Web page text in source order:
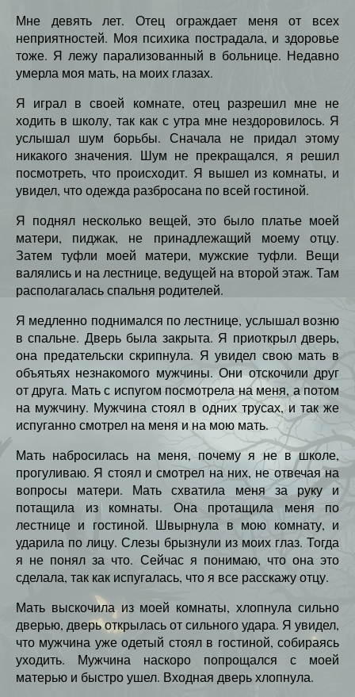
Мне девять лет. Отец ограждает меня от всех
неприятностей. Моя психика пострадала, и здоровье
тоже. Я лежу парализованный в больнице. Недавно
умерла моя мать, на моих глазах.
Я играл в своей комнате, отец разрешил мне не
ходить в школу, так как с утра мне нездоровилось. Я
услышал шум борьбы. Сначала не придал этому
никакого значения. Шум не прекращался, я решил
посмотреть, что происходит. Я вышел из комнаты, и
увидел, что одежда разбросана по всей гостиной.
Я поднял несколько вещей, это было платье моей
матери, пиджак, не принадлежащий моему отцу.
Затем туфли моей матери, мужские туфли. Вещи
валялись и на лестнице, ведущей на второй этаж. Там
располагалась спальня родителей.
Я медленно поднимался по лестнице, услышал возню
в спальне. Дверь была закрыта. Я приоткрыл дверь,
она предательски скрипнула. Я увидел свою мать в
объятьях незнакомого мужчины. Они отскочили друг
от друга. Мать с испугом посмотрела на меня, а потом
на мужчину. Мужчина стоял в одних трусах, и так же
испуганно смотрел на меня и на мою мать.
Мать набросилась на меня, почему я не в школе,
прогуливаю. Я стоял и смотрел на них, не отвечая на
вопросы матери. Мать схватила меня за руку и
потащила из комнаты. Она протащила меня по
лестнице и гостиной. Швырнула в мою комнату, и
ударила по лицу. Слезы брызнули из моих глаз. Тогда
я не понял за что. Сейчас я понимаю, что она это
сделала, так как испугалась, что я все расскажу отцу.
Мать выскочила из моей комнаты, хлопнула сильно
дверью, дверь открылась от сильного удара. Я увидел,
что мужчина уже одетый стоял в гостиной, собираясь
уходить. Мужчина наскоро попрощался с моей
матерью и быстро ушел. Входная дверь хлопнула.